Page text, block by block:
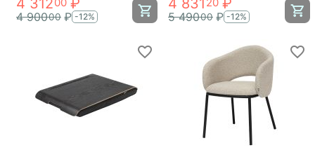
4 312 ₽
4 90000 ₽ -12%
4 831 ₽
5 49000 ₽ -12%